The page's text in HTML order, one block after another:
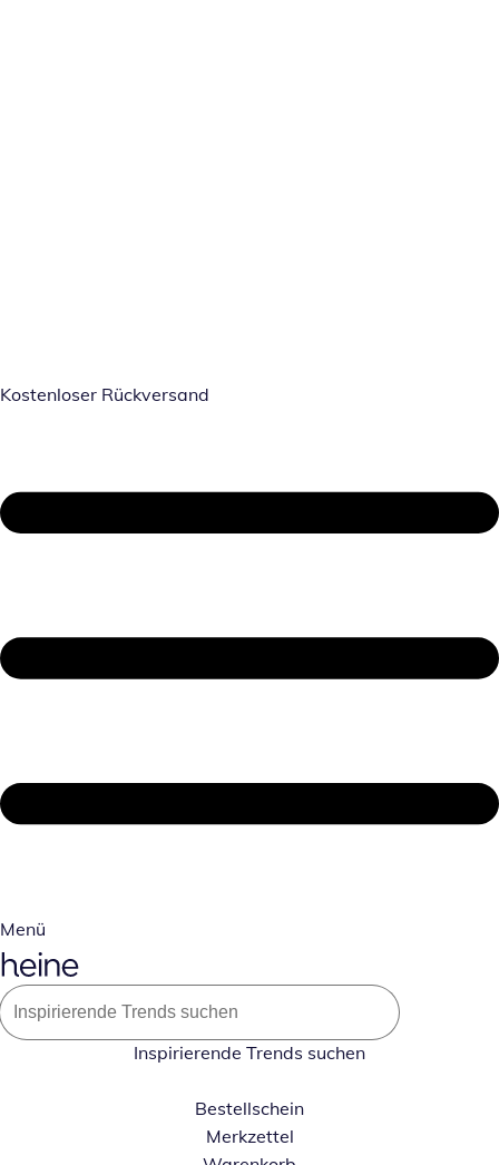
Kostenloser Rückversand
Menü
Inspirierende Trends suchen
Bestellschein
Merkzettel